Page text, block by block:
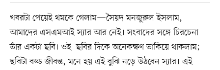
খবরটা পেয়েই থমকে গেলাম—সৈয়দ মনজুরুল ইসলাম,
আমাদের এসএমআই স্যার আর নেই। সংবাদের সঙ্গে চিরচেনা
তাঁর একটা ছবি। ওই ছবির দিকে অনেকক্ষণ তাকিয়ে থাকলাম;
ছবিটা বড্ড জীবন্ত, মনে হয় এই বুঝি নড়ে উঠবেন স্যার। এই